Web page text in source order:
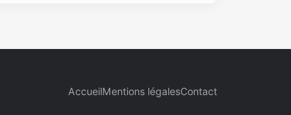
AccueilMentions légalesContact